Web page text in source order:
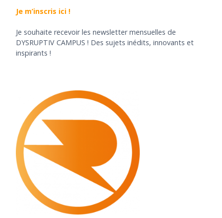
Je m’inscris ici !
Je souhaite recevoir les newsletter mensuelles de
DYSRUPTIV CAMPUS ! Des sujets inédits, innovants et
inspirants !